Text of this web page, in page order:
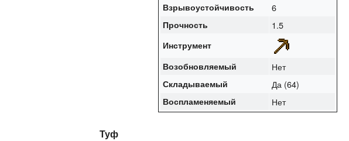
Взрывоустойчивость 6
Прочность 1.5
Инструмент
Возобновляемый
Нет
Складываемый Да (64)
Воспламеняемый Нет
Туф